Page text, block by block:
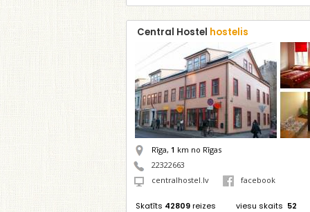
Central Hostel hostelis
Rīga, 1 km no Rīgas
22322663
centralhostel.lv
facebook
Skatīts 42809reizes viesu skaits 52